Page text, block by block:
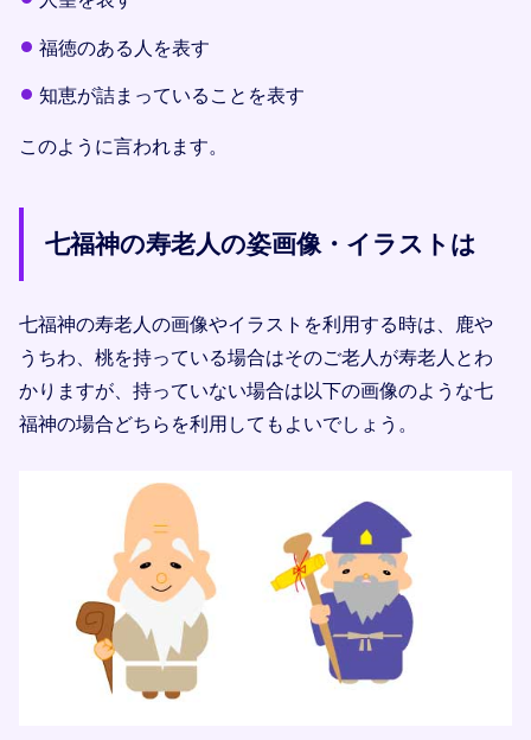
福徳のある人を表す
知恵が詰まっていることを表す
このように言われます。
七福神の寿老人の姿画像・イラストは
七福神の寿老人の画像やイラストを利用する時は、鹿や
うちわ、桃を持っている場合はそのご老人が寿老人とわ
かりますが、持っていない場合は以下の画像のような七
福神の場合どちらを利用してもよいでしょう。